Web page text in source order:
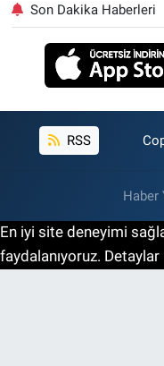
Son Dakika Haberleri
RSS
Haber
En iyi site deneyimi
faydalanıyoruz. Detaylar